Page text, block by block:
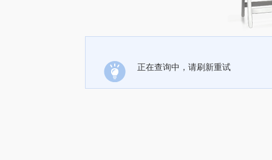
正在查询中，请刷新重试